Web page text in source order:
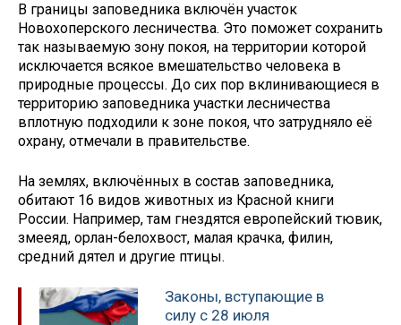
В границы заповедника включён участок
Новохоперского лесничества. Это поможет сохранить
так называемую зону покоя, на территории которой
исключается всякое вмешательство человека в
природные процессы. До сих пор вклинивающиеся в
территорию заповедника участки лесничества
вплотную подходили к зоне покоя, что затрудняло её
охрану, отмечали в правительстве.
На землях, включённых в состав заповедника,
обитают 16 видов животных из Красной книги
России. Например, там гнездятся европейский тювик,
змееяд, орлан-белохвост, малая крачка, филин,
средний дятел и другие птицы.
Законы, вступающие в
силу с 28 июля